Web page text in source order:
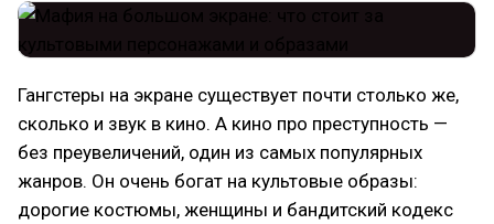
Гангстеры на экране существует почти столько же,
сколько и звук в кино. А кино про преступность —
без преувеличений, один из самых популярных
жанров. Он очень богат на культовые образы:
дорогие костюмы, женщины и бандитский кодекс